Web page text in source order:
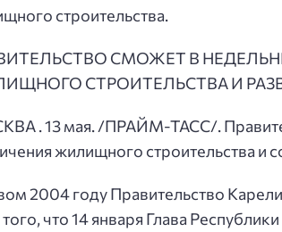
строительства.
СМОЖЕТ В
СТРОИТЕЛЬСТВА И
. 13 мая. /ПРАЙМ-ТАСС/.
жилищного строительства и
2004 году Правительство
того, что 14 января Глава